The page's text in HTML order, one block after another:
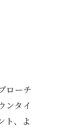
ローチ
ンタイ
ト、よ